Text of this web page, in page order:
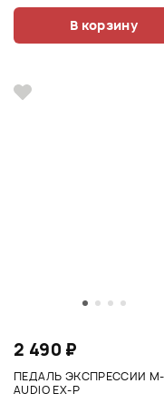
В корзину
2 490 ₽
ПЕДАЛЬ ЭКСПРЕССИИ M-
AUDIO EX-P